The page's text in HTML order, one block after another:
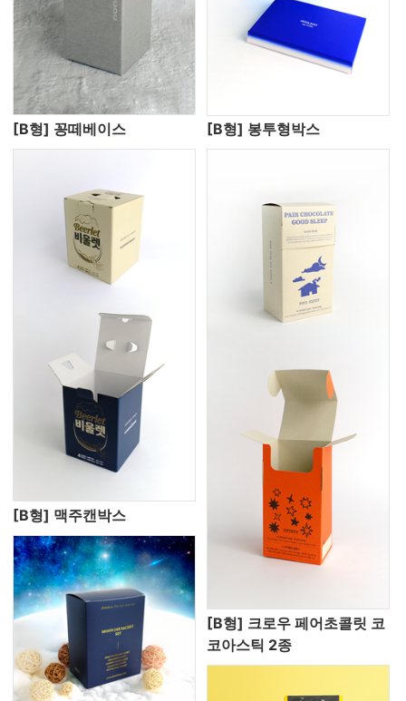
[B형] 꽁떼베이스
[B형] 맥주캔박스
[B형] 봉투형박스
[B형] 크로우 페어초콜릿 코
코아스틱 2종